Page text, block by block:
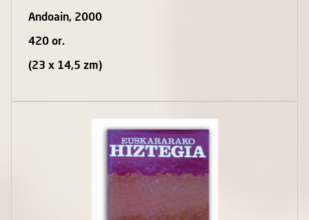
Andoain, 2000
420 or.
(23 x 14,5 zm)